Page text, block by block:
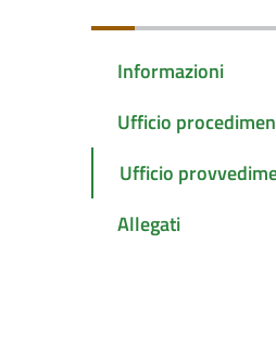
Informazioni
Ufficio
Ufficio
Allegati